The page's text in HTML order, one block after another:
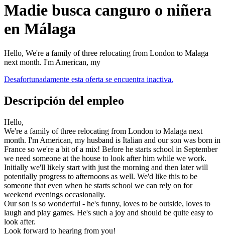
Madie busca canguro o niñera
en Málaga
Hello, We're a family of three relocating from London to Malaga
next month. I'm American, my
Desafortunadamente esta oferta se encuentra inactiva.
Descripción del empleo
Hello,
We're a family of three relocating from London to Malaga next
month. I'm American, my husband is Italian and our son was born in
France so we're a bit of a mix! Before he starts school in September
we need someone at the house to look after him while we work.
Initially we'll likely start with just the morning and then later will
potentially progress to afternoons as well. We'd like this to be
someone that even when he starts school we can rely on for
weekend evenings occasionally.
Our son is so wonderful - he's funny, loves to be outside, loves to
laugh and play games. He's such a joy and should be quite easy to
look after.
Look forward to hearing from you!